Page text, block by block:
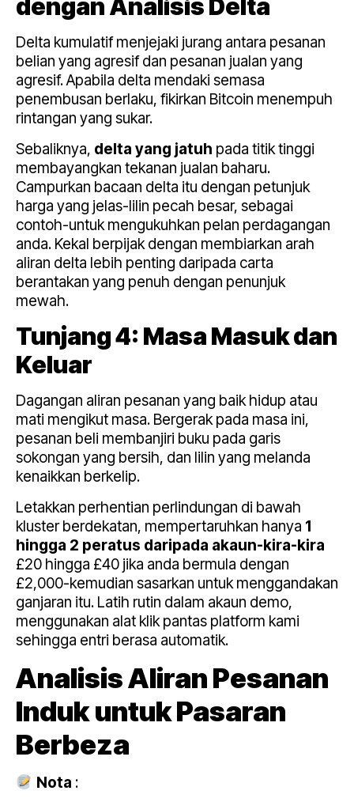
dengan Analisis Delta
Delta kumulatif menjejaki jurang antara pesanan
belian yang agresif dan pesanan jualan yang
agresif. Apabila delta mendaki semasa
penembusan berlaku, fikirkan Bitcoin menempuh
rintangan yang sukar.
Sebaliknya, delta yang jatuh pada titik tinggi
membayangkan tekanan jualan baharu.
Campurkan bacaan delta itu dengan petunjuk
harga yang jelas-lilin pecah besar, sebagai
contoh-untuk mengukuhkan pelan perdagangan
anda. Kekal berpijak dengan membiarkan arah
aliran delta lebih penting daripada carta
berantakan yang penuh dengan penunjuk
mewah.
Tunjang 4: Masa Masuk dan
Keluar
Dagangan aliran pesanan yang baik hidup atau
mati mengikut masa. Bergerak pada masa ini,
pesanan beli membanjiri buku pada garis
sokongan yang bersih, dan lilin yang melanda
kenaikkan berkelip.
Letakkan perhentian perlindungan di bawah
kluster berdekatan, mempertaruhkan hanya 1
hingga 2 peratus daripada akaun-kira-kira
£20 hingga £40 jika anda bermula dengan
£2,000-kemudian sasarkan untuk menggandakan
ganjaran itu. Latih rutin dalam akaun demo,
menggunakan alat klik pantas platform kami
sehingga entri berasa automatik.
Analisis Aliran Pesanan
Indukuntuk Pasaran
Berbeza
Nota :